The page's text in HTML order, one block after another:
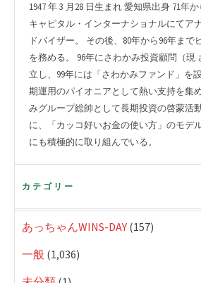
1947 年 3 月28 日生まれ 愛知県出身 71年
キャピタル・インターナショナルにてア
ドバイザー。 その後、80年から96年まで
を務める。 96年にさわかみ投資顧問（現
立し、99年には「さわかみファンド」を
期運用のパイオニアとして熱い支持を集
みグループ総帥として長期投資の啓蒙活
に、「カッコ好いお金の使い方」のモデ
にも積極的に取り組んでいる。
カテゴリー
あっちゃんWINS-DAY (157)
一般 (1,036)